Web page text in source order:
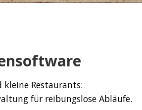
kleine Restaurants:
für reibungslose Abläufe.